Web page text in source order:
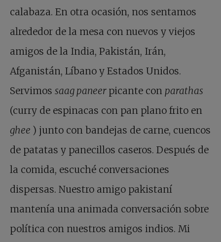
calabaza. En otra ocasión, nos sentamos
alrededor de la mesa con nuevos y viejos
amigos de la India, Pakistán, Irán,
Afganistán, Líbano y Estados Unidos.
Servimos saag paneer picante con parathas
(curry de espinacas con pan plano frito en
ghee ) junto con bandejas de carne, cuencos
de patatas y panecillos caseros. Después de
la comida, escuché conversaciones
dispersas. Nuestro amigo pakistaní
mantenía una animada conversación sobre
política con nuestros amigos indios. Mi